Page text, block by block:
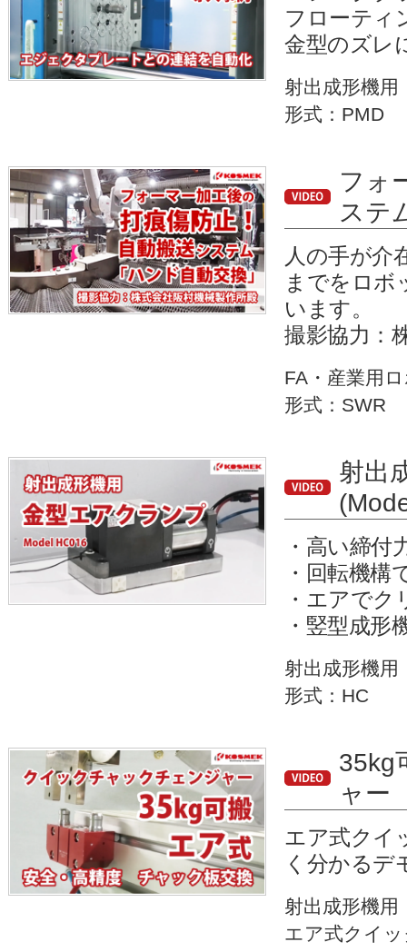
フローティ
金型のズレ
射出成形機用
形式：PMD
フォ
ステ
人の手が介
までをロボ
います。
撮影協力：
FA・産業用
形式：SWR
射出
・高い締付
・回転機構
・エアでク
・竪型成形
射出成形機用
形式：HC
35kg
ャー
エア式クイ
く分かるデ
射出成形機用
エア式クイ